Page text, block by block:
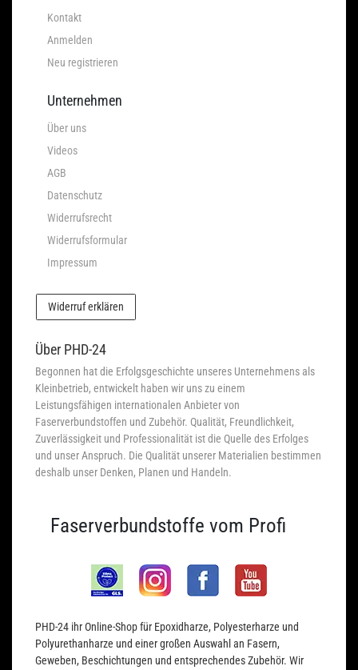
Kontakt
Anmelden
Neu registrieren
Unternehmen
Über uns
Videos
AGB
Datenschutz
Widerrufsrecht
Widerrufsformular
Impressum
Widerruf erklären
Über PHD-24
Begonnen hat die Erfolgsgeschichte unseres Unternehmens als
Kleinbetrieb, entwickelt haben wir uns zu einem
Leistungsfähigen internationalen Anbieter von
Faserverbundstoffen und Zubehör. Qualität, Freundlichkeit,
Zuverlässigkeit und Professionalität ist die Quelle des Erfolges
und unser Anspruch. Die Qualität unserer Materialien bestimmen
deshalb unser Denken, Planen und Handeln.
Faserverbundstoffe vom Profi
PHD-24 ihr Online-Shop für Epoxidharze, Polyesterharze und
Polyurethanharze und einer großen Auswahl an Fasern,
Geweben, Beschichtungen und entsprechendes Zubehör. Wir